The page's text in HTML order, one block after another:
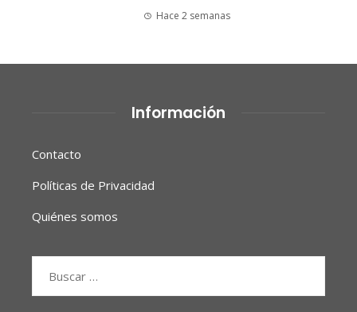
Hace 2 semanas
Información
Contacto
Políticas de Privacidad
Quiénes somos